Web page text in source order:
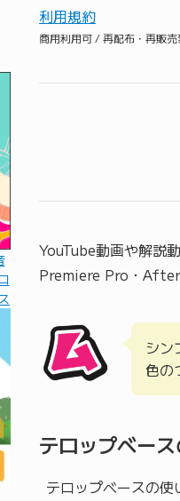
利用規約
商用利用可 / 再配布・再販売
YouTube動画や解説
Premiere Pro・
シン
色の
テロップベー
テロップベースの使